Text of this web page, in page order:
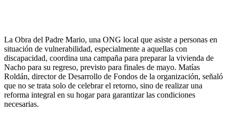
La Obra del Padre Mario, una ONG local que asiste a personas en
situación de vulnerabilidad, especialmente a aquellas con
discapacidad, coordina una campaña para preparar la vivienda de
Nacho para su regreso, previsto para finales de mayo. Matías
Roldán, director de Desarrollo de Fondos de la organización, señaló
que no se trata solo de celebrar el retorno, sino de realizar una
reforma integral en su hogar para garantizar las condiciones
necesarias.